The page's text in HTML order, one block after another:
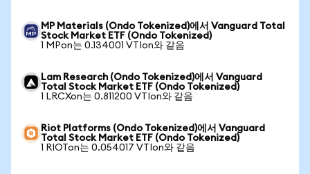
MP Materials (Ondo Tokenized)에서 Vanguard Total
Stock Market ETF (Ondo Tokenized)
1 MPon는 0.134001 VTIon와 같음
Lam Research (Ondo Tokenized)에서 Vanguard
Total Stock Market ETF (Ondo Tokenized)
1 LRCXon는 0.811200 VTIon와 같음
Riot Platforms (Ondo Tokenized)에서 Vanguard
Total Stock Market ETF (Ondo Tokenized)
1 RIOTon는 0.054017 VTIon와 같음